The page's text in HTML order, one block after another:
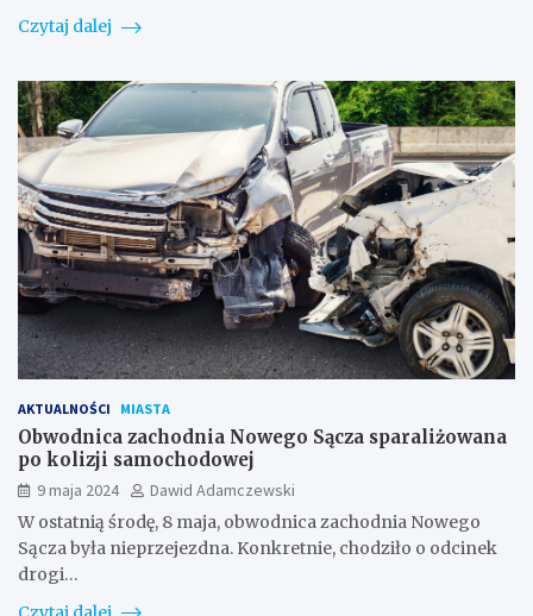
Czytaj dalej
AKTUALNOŚCI MIASTA
Obwodnica zachodnia Nowego Sącza sparaliżowana
po kolizji samochodowej
9 maja 2024
Dawid Adamczewski
W ostatnią środę, 8 maja, obwodnica zachodnia Nowego
Sącza była nieprzejezdna. Konkretnie, chodziło o odcinek
drogi…